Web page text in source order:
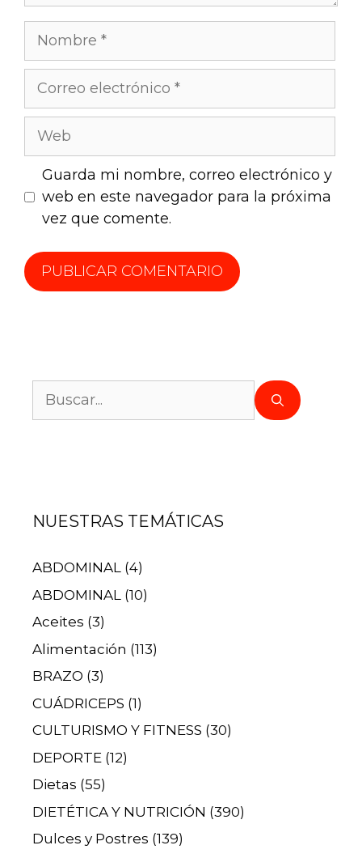
Guarda mi nombre, correo electrónico y
web en este navegador para la próxima
vez que comente.
NUESTRAS TEMÁTICAS
ABDOMINAL (4)
ABDOMINAL (10)
Aceites (3)
Alimentación (113)
BRAZO (3)
CUÁDRICEPS (1)
CULTURISMO Y FITNESS (30)
DEPORTE (12)
Dietas (55)
DIETÉTICA Y NUTRICIÓN (390)
Dulces y Postres (139)